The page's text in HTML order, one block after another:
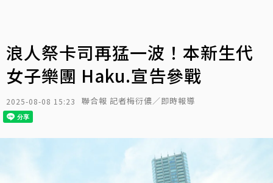
浪人祭卡司再猛一波！本新生代
女子樂團 Haku.宣告參戰
2025-08-08 15:23 聯合報 記者梅衍儂／即時報導